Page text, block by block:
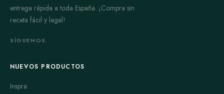
entrega rápida a toda España. ¡Compra sin
receta fácil y legal!
SÍGUENOS
NUEVOS PRODUCTOS
Inspra